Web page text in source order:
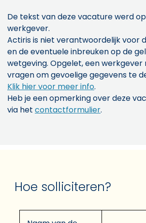
De tekst van deze vacature werd
werkgever.
Actiris is niet verantwoordelijk voor
en de eventuele inbreuken op de
wetgeving. Opgelet, een werkgever
vragen om gevoelige gegevens te
Klik hier voor meer info.
Heb je een opmerking over deze
via het contactformulier.
Hoe solliciteren?